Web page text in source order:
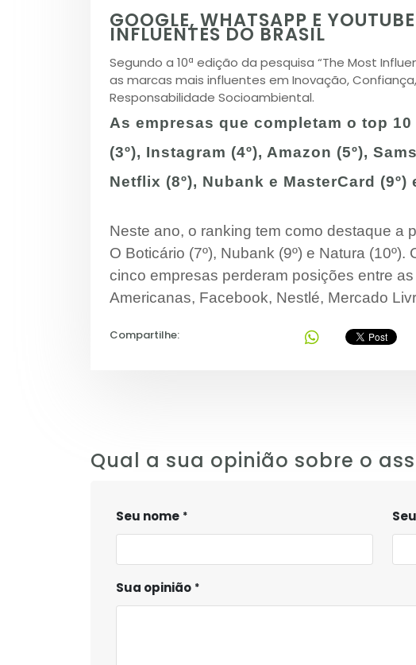
GOOGLE, WHATSAPP E
INFLUENTES DO BRASIL
Segundo a 10ª edição da pesquisa “The Most
as marcas mais influentes em Inovação,
Responsabilidade Socioambiental.
As empresas que completam o top 10
(3º), Instagram (4º), Amazon (5º),
Netflix (8º), Nubank e MasterCard (9º)
Neste ano, o ranking tem como destaque a
O Boticário (7º), Nubank (9º) e Natura
cinco empresas perderam posições entre
Americanas, Facebook, Nestlé, Mercado
Compartilhe:
Qual a sua opinião sobre o
Seu nome
Sua opinião